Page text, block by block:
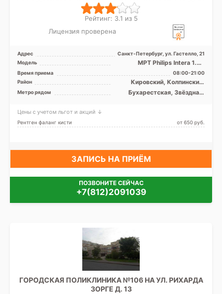
Рейтинг: 3.1 из 5
Лицензия проверена
Адрес
Санкт-Петербург, ул. Гастелло, 21
Модель
МРТ Philips Intera 1.5T
закрытый тип, УЗИ
Время приема
08:00-21:00
Район
Кировский, Колпинский,
Московский, Невский,
Пушкинский, Фрунзенский,
Метро рядом
Бухарестская, Звёздная,
ворота, Парк Победы,
Фрунзенская, Электросила,
Цены с учетом льгот и акций ↓
Рентген фаланг кисти от 650 pуб.
ЗАПИСЬ НА ПРИЁМ
ПОЗВОНИТЕ СЕЙЧАС
+7(812)2091039
ГОРОДСКАЯ ПОЛИКЛИНИКА №106 НА УЛ. РИХАРДА
ЗОРГЕ Д. 13